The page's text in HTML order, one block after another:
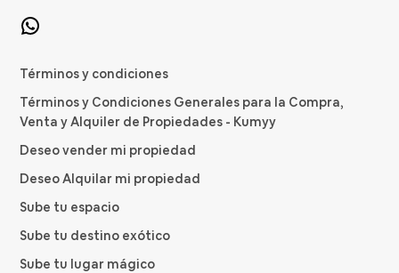
Términos y condiciones
Términos y Condiciones Generales para la Compra,
Venta y Alquiler de Propiedades - Kumyy
Deseo vender mi propiedad
Deseo Alquilar mi propiedad
Sube tu espacio
Sube tu destino exótico
Sube tu lugar mágico